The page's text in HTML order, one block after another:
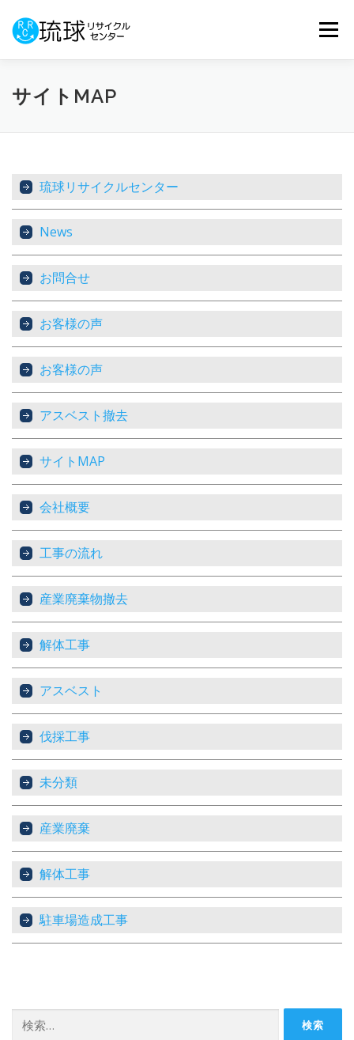
メニュー
ホーム 解体工事
お客様の声 お問合せ サイトMAP
サイトMAP
琉球リサイクルセンター
News
お問合せ
お客様の声
お客様の声
アスベスト撤去
サイトMAP
会社概要
工事の流れ
産業廃棄物撤去
解体工事
アスベスト
伐採工事
未分類
産業廃棄
解体工事
駐車場造成工事
索: